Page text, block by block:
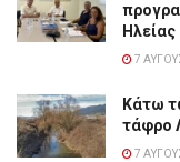
Ηλείας
7
Κάτω
τάφρο
7